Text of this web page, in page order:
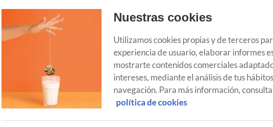
Nuestras cookies
Utilizamos cookies propias y de terceros
experiencia de usuario, elaborar informes
mostrarte contenidos comerciales
intereses, mediante el análisis de tus
navegación. Para más información,
política de cookies